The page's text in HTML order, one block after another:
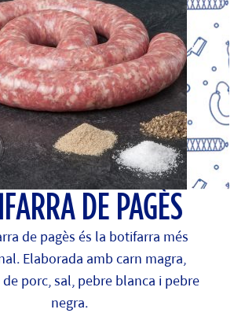
DE PAGÈS
de pagès és la botifarra més
Elaborada amb carn magra,
porc, sal, pebre blanca i pebre
negra.